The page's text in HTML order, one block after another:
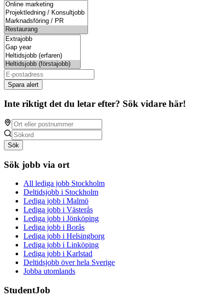
Spara alert
Inte riktigt det du letar efter? Sök vidare här!
Sök
Sök jobb via ort
All lediga jobb Stockholm
Deltidsjobb i Stockholm
Lediga jobb i Malmö
Lediga jobb i Västerås
Lediga jobb i Jönköping
Lediga jobb i Borås
Lediga jobb i Helsingborg
Lediga jobb i Linköping
Lediga jobb i Karlstad
Deltidsjobb över hela Sverige
Jobba utomlands
StudentJob